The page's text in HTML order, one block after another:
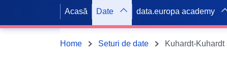
Acasă Date data.europa academy
Home Seturi de date Kuhardt-Kuhardt